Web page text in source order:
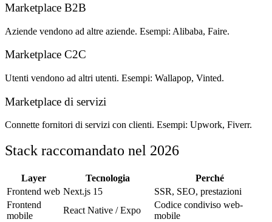
Marketplace B2B
Aziende vendono ad altre aziende. Esempi: Alibaba, Faire.
Marketplace C2C
Utenti vendono ad altri utenti. Esempi: Wallapop, Vinted.
Marketplace di servizi
Connette fornitori di servizi con clienti. Esempi: Upwork, Fiverr.
Stack raccomandato nel 2026
Layer Tecnologia
Perché
Frontend web Next.js 15
SSR, SEO, prestazioni
Frontend
mobile
React Native / Expo
Codice condiviso web-
mobile